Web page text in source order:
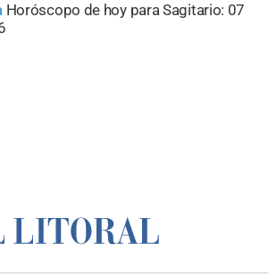
Horóscopo de hoy para Sagitario: 07